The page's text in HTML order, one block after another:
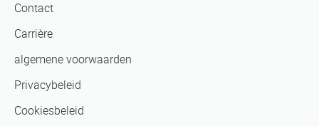
Contact
Carrière
algemene voorwaarden
Privacybeleid
Cookiesbeleid